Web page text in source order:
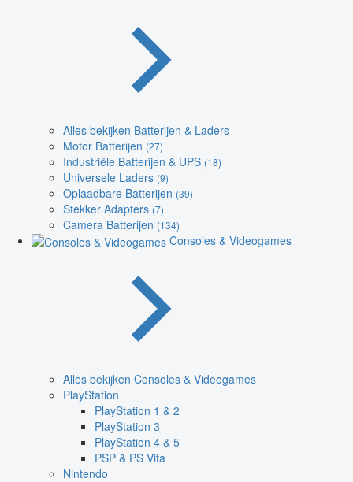
Alles bekijken Batterijen & Laders
Motor Batterijen (27)
Industriële Batterijen & UPS (18)
Universele Laders (9)
Oplaadbare Batterijen (39)
Stekker Adapters (7)
Camera Batterijen (134)
Consoles & Videogames
Alles bekijken Consoles & Videogames
PlayStation
PlayStation 1 & 2
PlayStation 3
PlayStation 4 & 5
PSP & PS Vita
Nintendo